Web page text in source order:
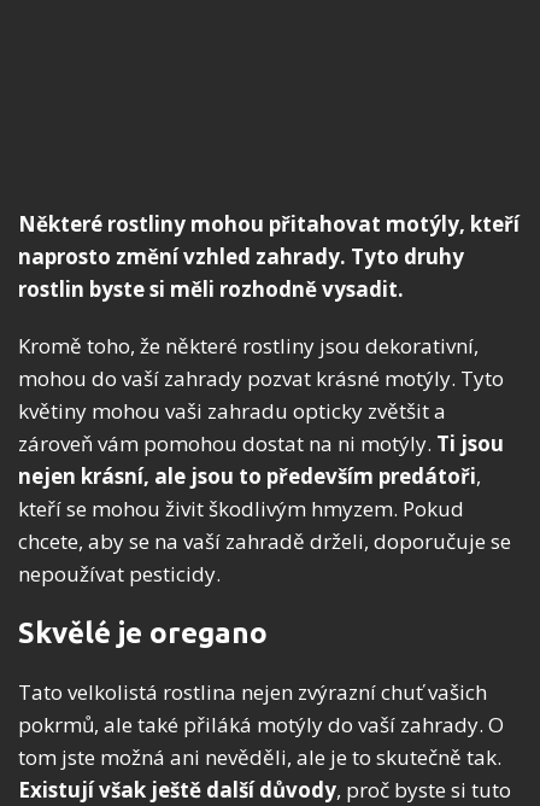
Některé rostliny mohou přitahovat motýly, kteří
naprosto změní vzhled zahrady. Tyto druhy
rostlin byste si měli rozhodně vysadit.
Kromě toho, že některé rostliny jsou dekorativní,
mohou do vaší zahrady pozvat krásné motýly. Tyto
květiny mohou vaši zahradu opticky zvětšit a
zároveň vám pomohou dostat na ni motýly. Ti jsou
nejen krásní, ale jsou to především predátoři,
kteří se mohou živit škodlivým hmyzem. Pokud
chcete, aby se na vaší zahradě drželi, doporučuje se
nepoužívat pesticidy.
Skvělé je oregano
Tato velkolistá rostlina nejen zvýrazní chuť vašich
pokrmů, ale také přiláká motýly do vaší zahrady. O
tom jste možná ani nevěděli, ale je to skutečně tak.
Existují však ještě další důvody, proč byste si tuto